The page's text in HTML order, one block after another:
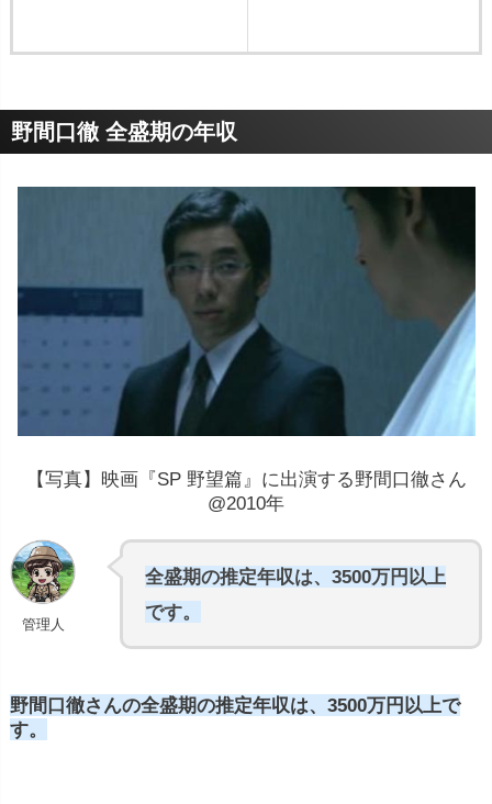
野間口徹 全盛期の年収
【写真】映画『SP 野望篇』に出演する野間口徹さん
@2010年
管理人
全盛期の推定年収は、3500万円以上
です。
野間口徹さんの全盛期の推定年収は、3500万円以上で
す。